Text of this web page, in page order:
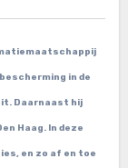
in de
Daarnaast hij
Haag. In deze
en zo af en toe